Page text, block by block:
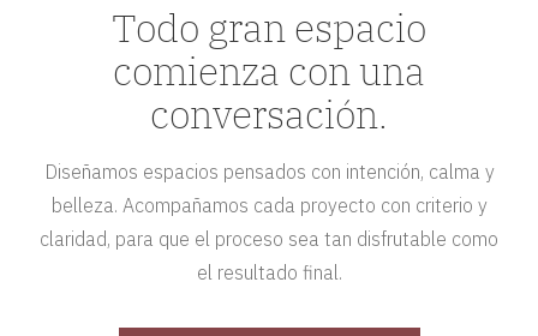
Todo gran espacio
comienza con una
conversación.
Diseñamos espacios pensados con intención, calma y
belleza. Acompañamos cada proyecto con criterio y
claridad, para que el proceso sea tan disfrutable como
el resultado final.